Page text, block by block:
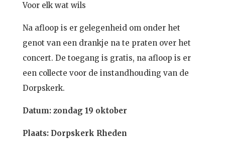
Voor elk wat wils
Na afloop is er gelegenheid om onder het
genot van een drankje na te praten over het
concert. De toegang is gratis, na afloop is er
een collecte voor de instandhouding van de
Dorpskerk.
Datum: zondag 19 oktober
Plaats: Dorpskerk Rheden